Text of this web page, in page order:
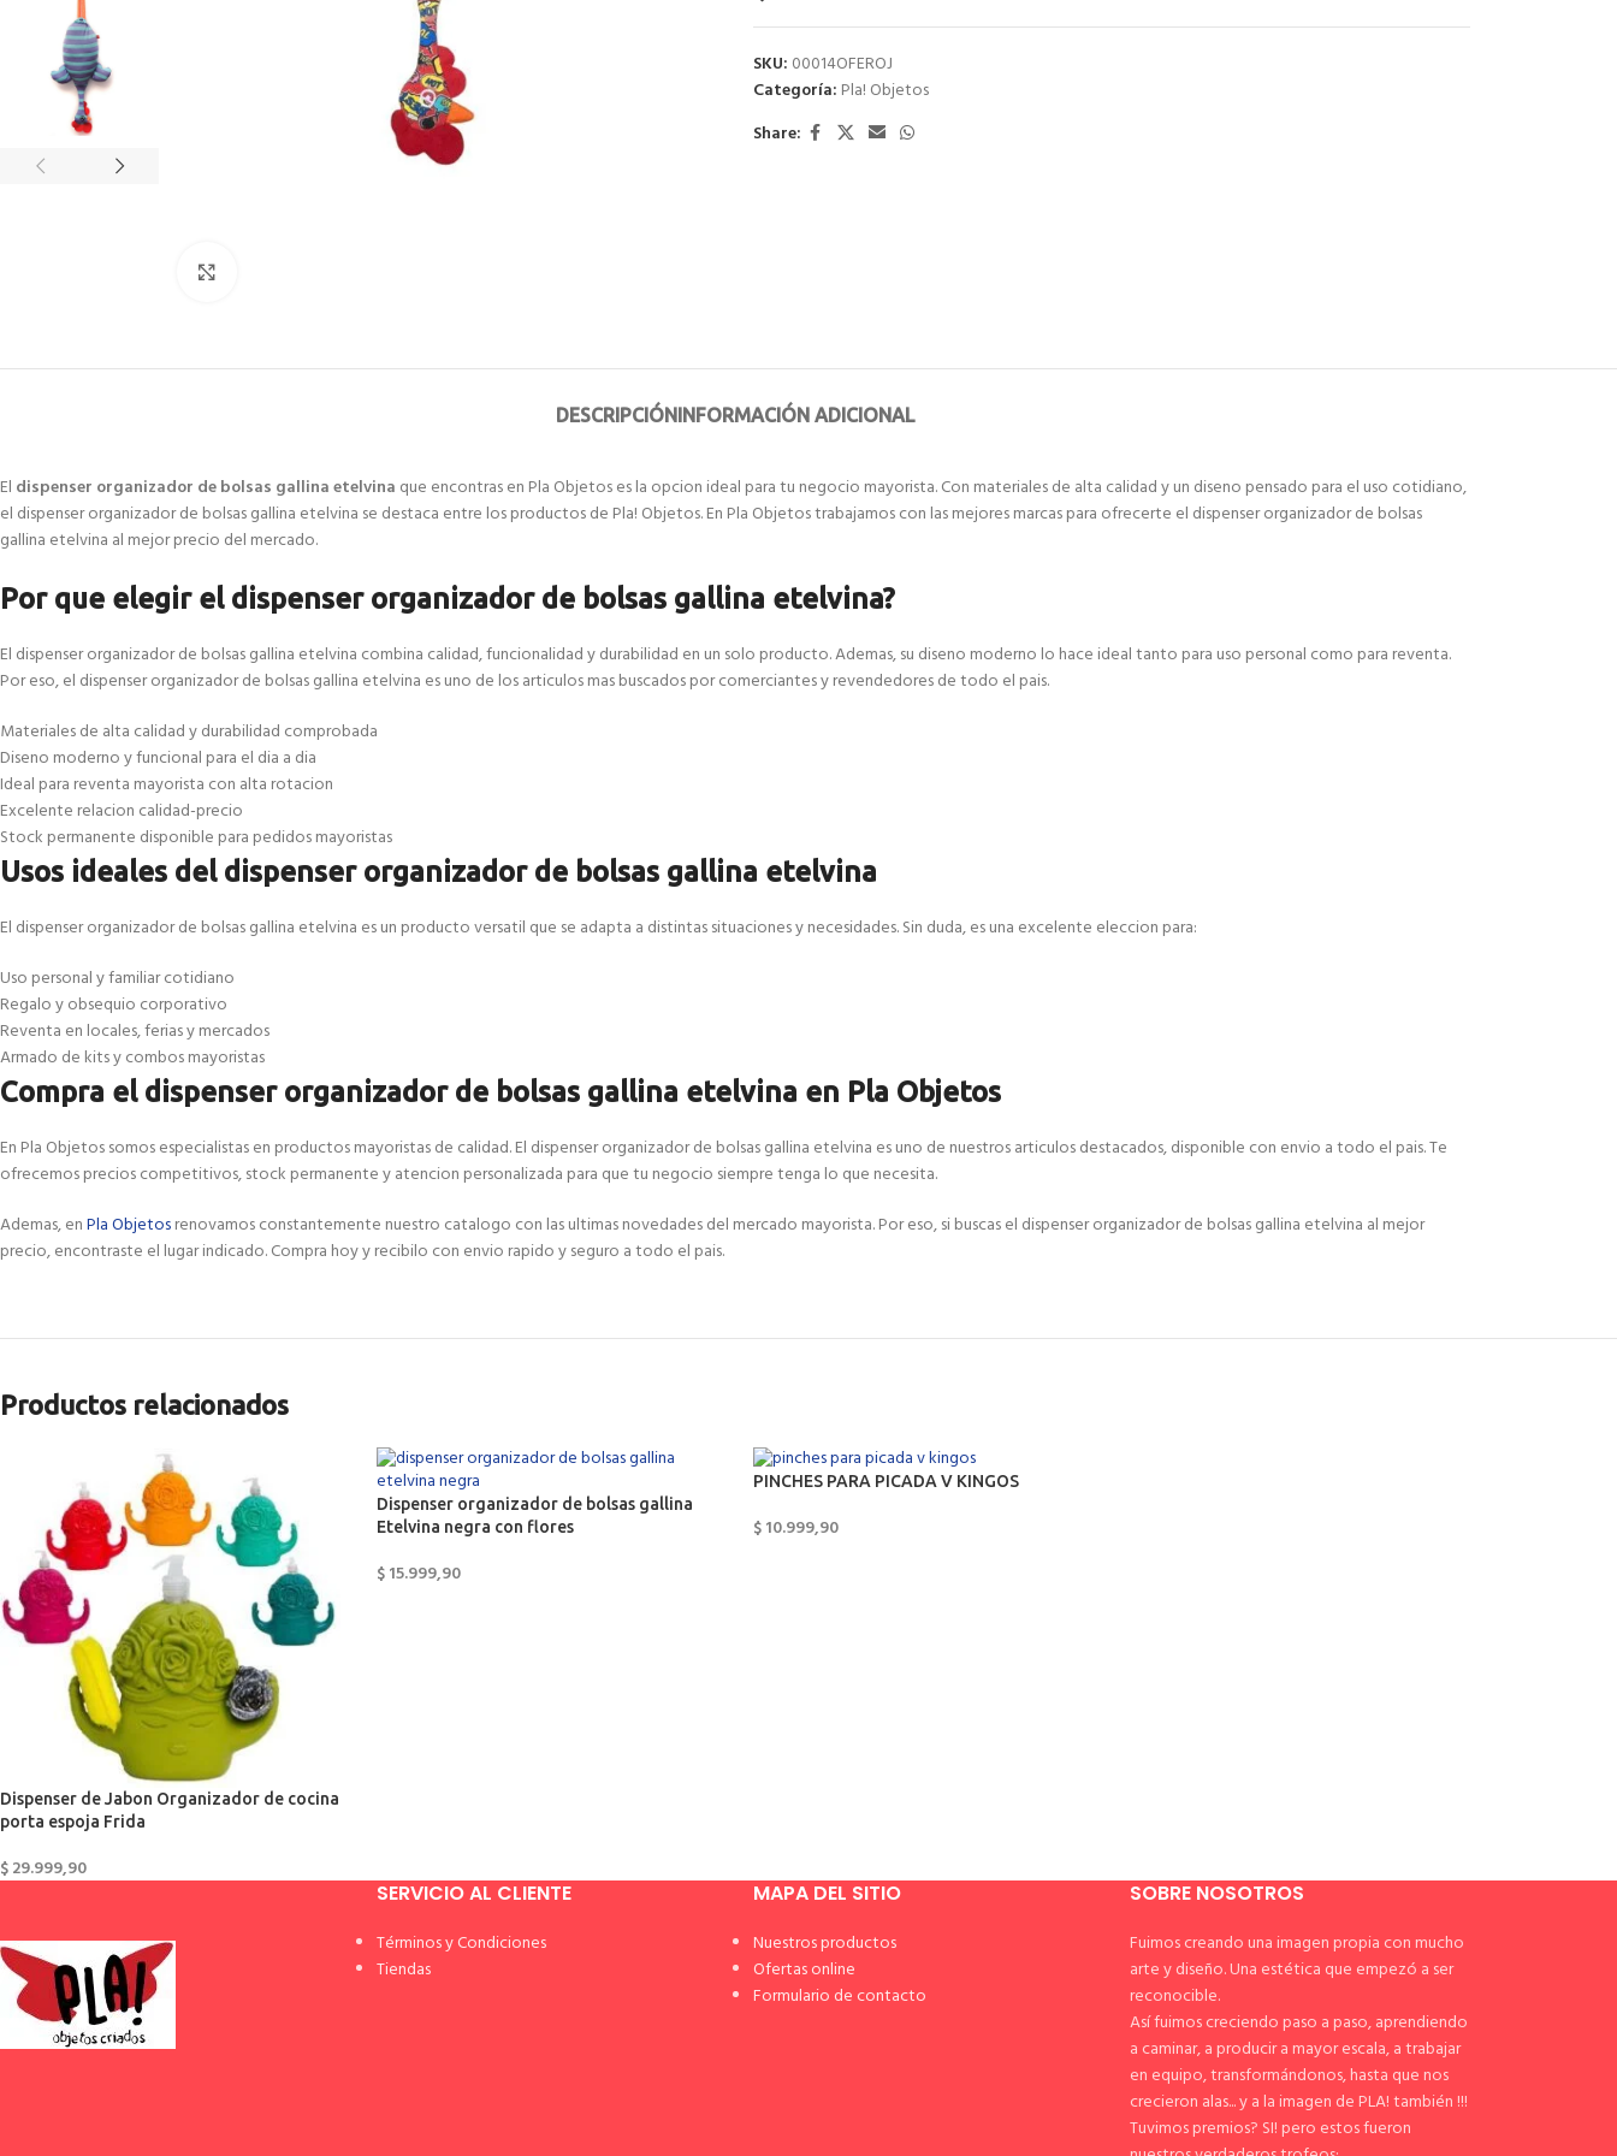
SKU: 00014OFEROJ
Categoría: Pla! Objetos
Share:
DESCRIPCIÓN INFORMACIÓN ADICIONAL
El dispenser organizador de bolsas gallina etelvina que encontras en Pla Objetos es la opcion ideal para tu negocio mayorista. Con materiales de alta calidad y un diseno pensado para el uso cotidiano,
el dispenser organizador de bolsas gallina etelvina se destaca entre los productos de Pla! Objetos. En Pla Objetos trabajamos con las mejores marcas para ofrecerte el dispenser organizador de bolsas
gallina etelvina al mejor precio del mercado.
Por que elegir el dispenser organizador de bolsas gallina etelvina?
El dispenser organizador de bolsas gallina etelvina combina calidad, funcionalidad y durabilidad en un solo producto. Ademas, su diseno moderno lo hace ideal tanto para uso personal como para reventa.
Por eso, el dispenser organizador de bolsas gallina etelvina es uno de los articulos mas buscados por comerciantes y revendedores de todo el pais.
Materiales de alta calidad y durabilidad comprobada
Diseno moderno y funcional para el dia a dia
Ideal para reventa mayorista con alta rotacion
Excelente relacion calidad-precio
Stock permanente disponible para pedidos mayoristas
Usos ideales del dispenser organizador de bolsas gallina etelvina
El dispenser organizador de bolsas gallina etelvina es un producto versatil que se adapta a distintas situaciones y necesidades. Sin duda, es una excelente eleccion para:
Uso personal y familiar cotidiano
Regalo y obsequio corporativo
Reventa en locales, ferias y mercados
Armado de kits y combos mayoristas
Compra el dispenser organizador de bolsas gallina etelvina en Pla Objetos
En Pla Objetos somos especialistas en productos mayoristas de calidad. El dispenser organizador de bolsas gallina etelvina es uno de nuestros articulos destacados, disponible con envio a todo el pais. Te
ofrecemos precios competitivos, stock permanente y atencion personalizada para que tu negocio siempre tenga lo que necesita.
Ademas, enPla Objetosrenovamos constantemente nuestro catalogo con las ultimas novedades del mercado mayorista. Por eso, si buscas el dispenser organizador de bolsas gallina etelvina al mejor
precio, encontraste el lugar indicado. Compra hoy y recibilo con envio rapido y seguro a todo el pais.
Productos relacionados
Dispenser de Jabon Organizador de cocina
porta espoja Frida
$29.999,90
Dispenser organizador de bolsas gallina
Etelvina negra con flores
$15.999,90
PINCHES PARA PICADA V KINGOS
$10.999,90
SERVICIO AL CLIENTE
Términos y Condiciones
Tiendas
MAPA DEL SITIO
Nuestros productos
Ofertas online
Formulario de contacto
SOBRE NOSOTROS
Fuimos creando una imagen propia con mucho
arte y diseño. Una estética que empezó a ser
reconocible.
Así fuimos creciendo paso a paso, aprendiendo
a caminar, a producir a mayor escala, a trabajar
en equipo, transformándonos, hasta que nos
crecieron alas... y a la imagen de PLA! también !!!
Tuvimos premios? SI! pero estos fueron